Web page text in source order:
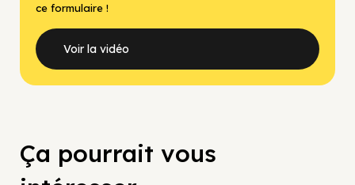
ce formulaire !
Voir la vidéo
Ça pourrait vous